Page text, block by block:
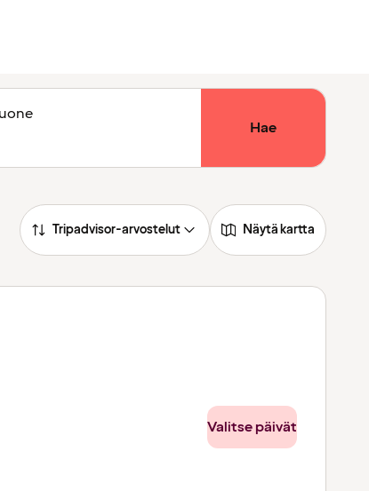
Hae
Tripadvisor-arvostelut Näytä kartta
Valitse päivät